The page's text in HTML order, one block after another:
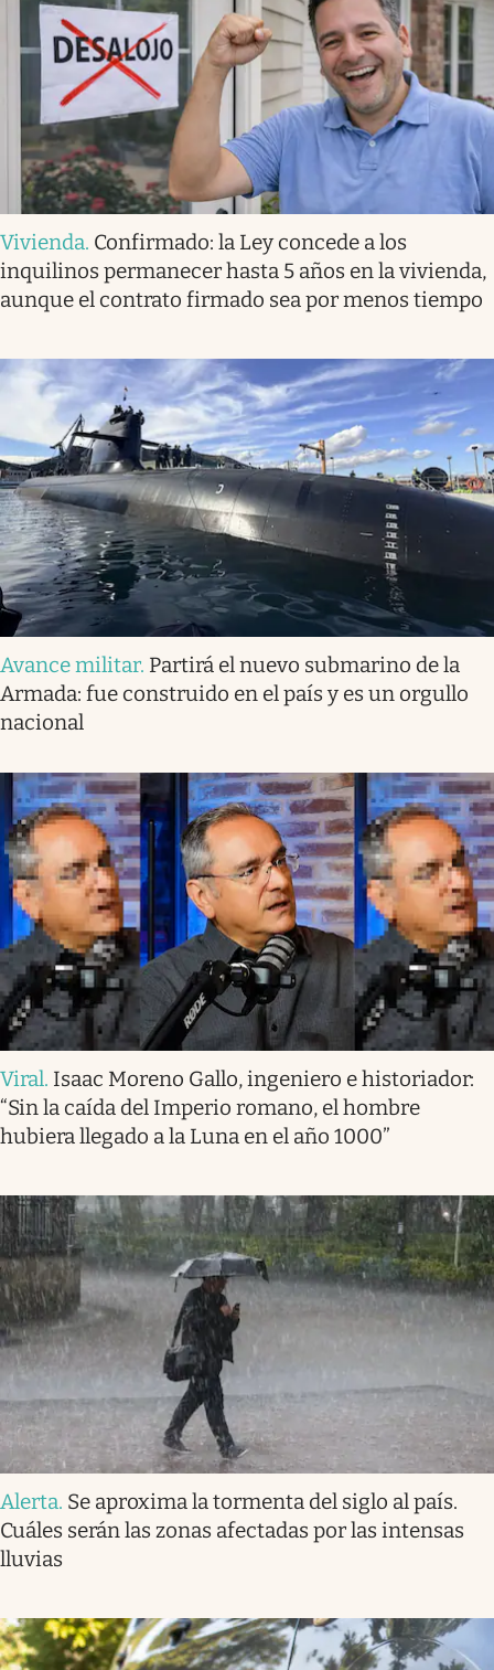
Vivienda. Confirmado: la Ley concede a los
inquilinos permanecer hasta 5 años en la vivienda,
aunque el contrato firmado sea por menos tiempo
Avance militar. Partirá el nuevo submarino de la
Armada: fue construido en el país y es un orgullo
nacional
Viral. Isaac Moreno Gallo, ingeniero e historiador:
“Sin la caída del Imperio romano, el hombre
hubiera llegado a la Luna en el año 1000”
Alerta. Se aproxima la tormenta del siglo al país.
Cuáles serán las zonas afectadas por las intensas
lluvias